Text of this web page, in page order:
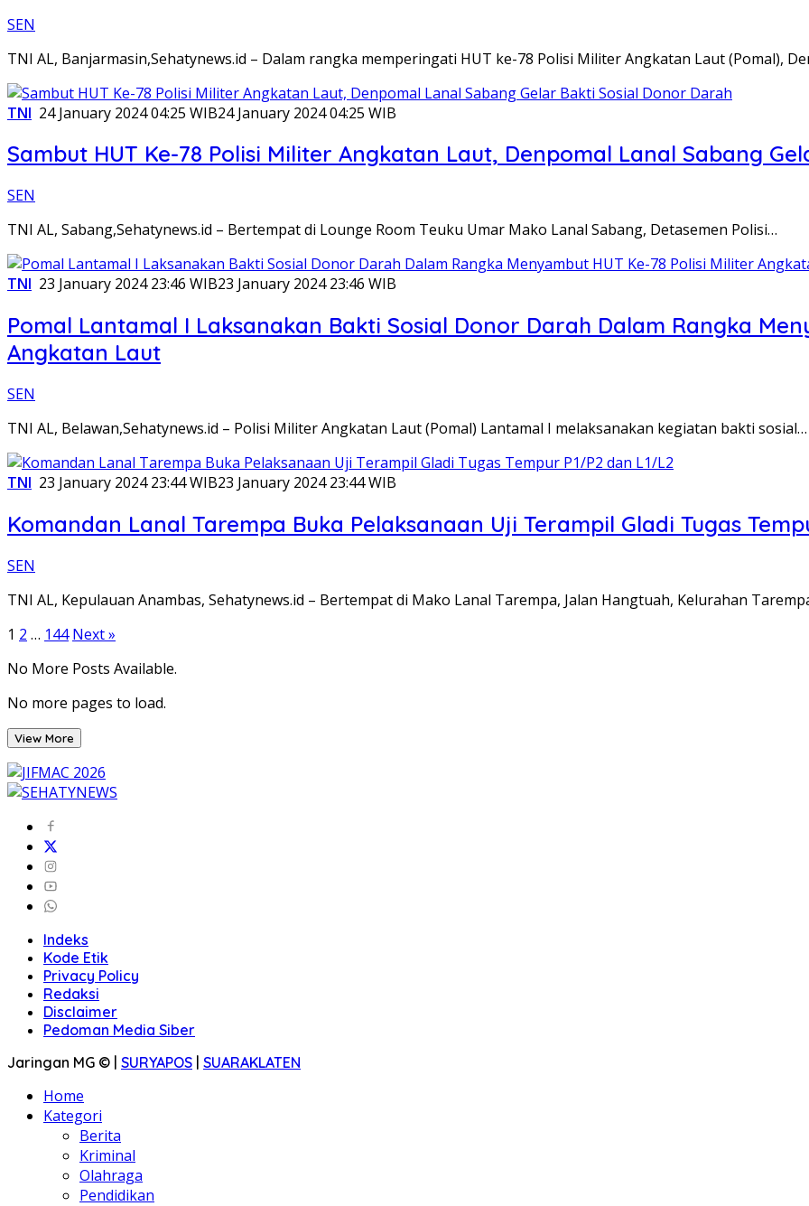
SEN
TNI AL, Banjarmasin,Sehatynews.id – Dalam rangka memperingati HUT ke-78 Polisi Militer Angkatan Laut (Pomal),
TNI 24 January 2024 04:25 WIB24 January 2024 04:25 WIB
Sambut HUT Ke-78 Polisi Militer Angkatan Laut, Denpomal Lanal Sabang
SEN
TNI AL, Sabang,Sehatynews.id – Bertempat di Lounge Room Teuku Umar Mako Lanal Sabang, Detasemen Polisi…
TNI 23 January 2024 23:46 WIB23 January 2024 23:46 WIB
Pomal Lantamal I Laksanakan Bakti Sosial Donor Darah Dalam Rangka
Angkatan Laut
SEN
TNI AL, Belawan,Sehatynews.id – Polisi Militer Angkatan Laut (Pomal) Lantamal I melaksanakan kegiatan bakti sosial…
TNI 23 January 2024 23:44 WIB23 January 2024 23:44 WIB
Komandan Lanal Tarempa Buka Pelaksanaan Uji Terampil Gladi Tugas
SEN
TNI AL, Kepulauan Anambas, Sehatynews.id – Bertempat di Mako Lanal Tarempa, Jalan Hangtuah, Kelurahan
Posts
pagination
1 2 … 144 Next »
No More Posts Available.
No more pages to load.
View More
Indeks
Kode Etik
Privacy Policy
Redaksi
Disclaimer
Pedoman Media Siber
Jaringan MG © | SURYAPOS SUARAKLATEN
Home
Kategori
Berita
Kriminal
Olahraga
Pendidikan